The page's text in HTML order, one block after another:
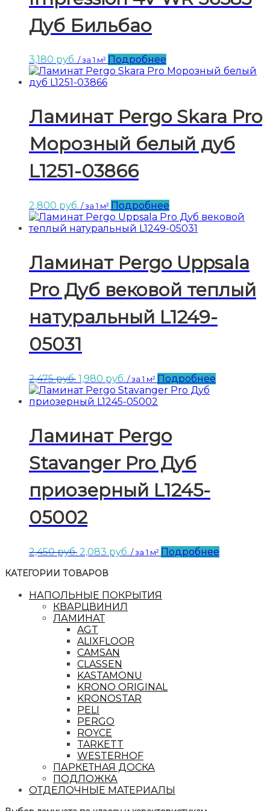
Дуб Бильбао
3,180 руб. / за 1 м² Подробнее
Ламинат Pergo Skara Pro
Морозный белый дуб
L1251-03866
2,800 руб. / за 1 м² Подробнее
Ламинат Pergo Uppsala
Pro Дуб вековой теплый
натуральный L1249-
05031
2,475руб. Первоначальная
цена
составляла
1,980 руб. Текущая
цена:
1,980 руб..
/ за 1 м² Подробнее
Ламинат Pergo
Stavanger Pro Дуб
приозерный L1245-
05002
2,450руб. Первоначальная
составляла
2,083 руб. Текущая
/ за 1 м² Подробнее
КАТЕГОРИИ ТОВАРОВ
НАПОЛЬНЫЕ ПОКРЫТИЯ
КВАРЦВИНИЛ
ЛАМИНАТ
AGT
ALIXFLOOR
CAMSAN
CLASSEN
KASTAMONU
KRONO ORIGINAL
KRONOSTAR
PELI
PERGO
ROYCE
TARKETT
WESTERHOF
ПАРКЕТНАЯ ДОСКА
ПОДЛОЖКА
ОТДЕЛОЧНЫЕ МАТЕРИАЛЫ